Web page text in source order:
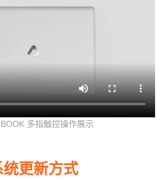
多指触控操作展示
统更新方式